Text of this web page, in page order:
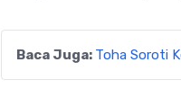
Baca Juga: Toha Soroti